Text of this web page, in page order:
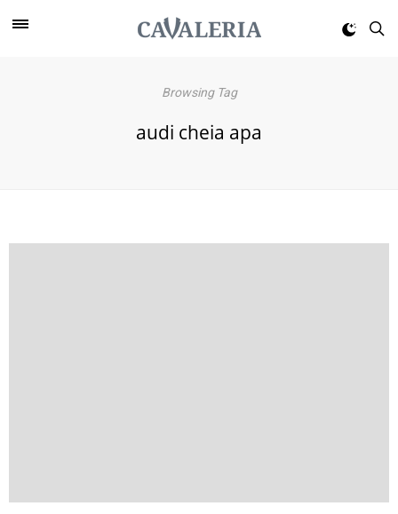
Browsing Tag
audi cheia apa